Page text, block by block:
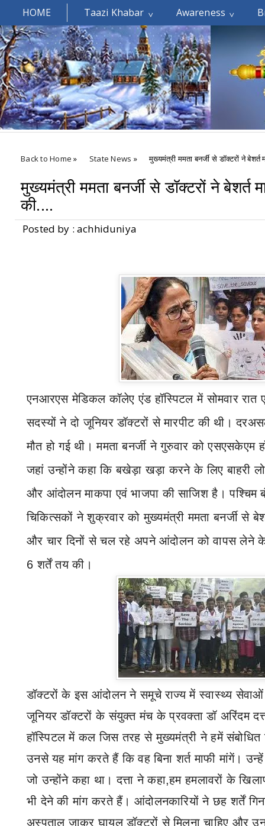
HOME Taazi Khabar Awareness
Welcomes You.....
Back to Home » State News » मुख्यमंत्री ममता बनर्जी से डॉक्टरों ने बेशर्त
मुख्यमंत्री ममता बनर्जी से डॉक्टरों ने बेशर्त
की....
Posted by : achhiduniya
एनआरएस मेडिकल कॉलेए एंड हॉस्पिटल में सोमवार रात
सदस्यों ने दो जूनियर डॉक्टरों से मारपीट की थी।
मौत हो गई थी। ममता बनर्जी ने गुरुवार को एसएसकेएम
जहां उन्होंने कहा कि बखेड़ा खड़ा करने के लिए बाहरी
और आंदोलन माकपा एवं भाजपा की साजिश है। पश्चिम
चिकित्सकों ने शुक्रवार को मुख्यमंत्री ममता बनर्जी से
और चार दिनों से चल रहे अपने आंदोलन को वापस लेने
6 शर्तें तय की।
डॉक्टरों के इस आंदोलन ने समूचे राज्य में स्वास्थ्य सेवाओं
जूनियर डॉक्टरों के संयुक्त मंच के प्रवक्ता डॉ अरिंदम
हॉस्पिटल में कल जिस तरह से मुख्यमंत्री ने हमें संबोधित
उनसे यह मांग करते हैं कि वह बिना शर्त माफी मांगें।
जो उन्होंने कहा था। दत्ता ने कहा,हम हमलावरों के
भी देने की मांग करते हैं। आंदोलनकारियों ने छह शर्तें
अस्पताल जाकर घायल डॉक्टरों से मिलना चाहिए और